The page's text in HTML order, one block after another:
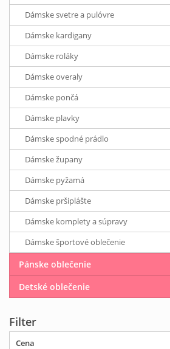
Dámske svetre a pulóvre
Dámske kardigany
Dámske roláky
Dámske overaly
Dámske pončá
Dámske plavky
Dámske spodné prádlo
Dámske župany
Dámske pyžamá
Dámske pršiplášte
Dámske komplety a súpravy
Dámske športové oblečenie
Pánske oblečenie
Detské oblečenie
Filter
Cena